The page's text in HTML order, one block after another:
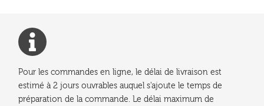
Pour les commandes en ligne, le délai de livraison est
estimé à 2 jours ouvrables auquel s'ajoute le temps de
préparation de la commande. Le délai maximum de